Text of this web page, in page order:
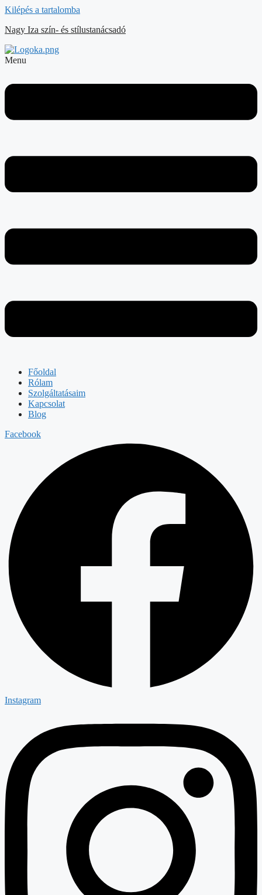
Kilépés a tartalomba
Nagy Iza szín- és stílustanácsadó
Menu
Főoldal
Rólam
Szolgáltatásaim
Kapcsolat
Blog
Facebook
Instagram